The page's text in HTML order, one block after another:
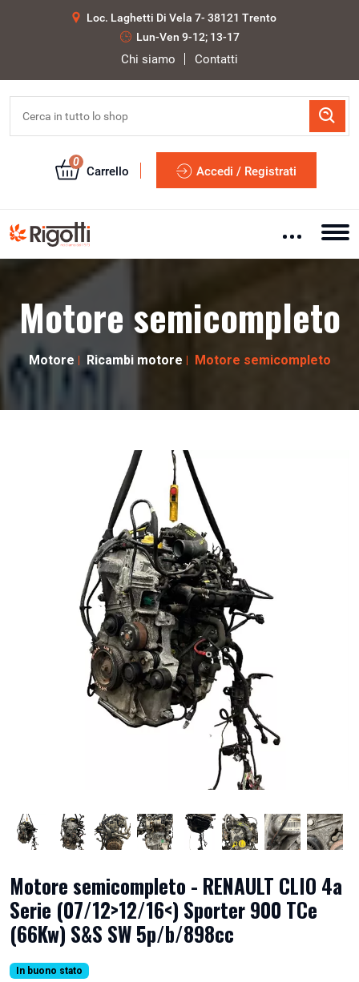
Loc. Laghetti Di Vela 7- 38121 Trento
Lun-Ven 9-12; 13-17
Chi siamo Contatti
0
Carrello Accedi / Registrati
Motore semicompleto
Motore Ricambi motore Motore semicompleto
Motore semicompleto - RENAULT CLIO 4a
Serie (07/12>12/16<) Sporter 900 TCe
(66Kw) S&S SW 5p/b/898cc
In buono stato